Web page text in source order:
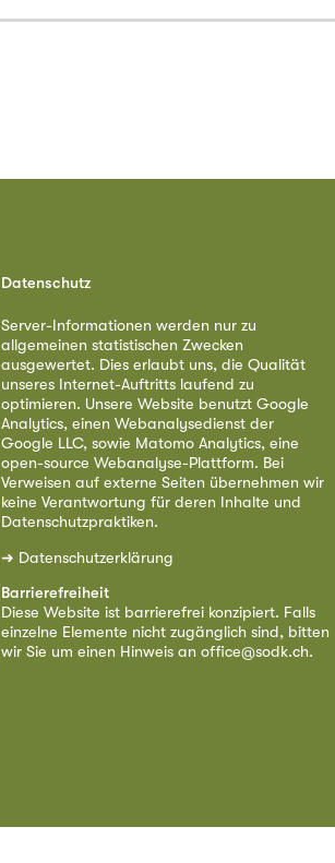
Datenschutz
Server-Informationen werden nur zu
allgemeinen statistischen Zwecken
ausgewertet. Dies erlaubt uns, die Qualität
unseres Internet-Auftritts laufend zu
optimieren. Unsere Website benutzt Google
Analytics, einen Webanalysedienst der
Google LLC, sowie Matomo Analytics, eine
open-source Webanalyse-Plattform. Bei
Verweisen auf externe Seiten übernehmen wir
keine Verantwortung für deren Inhalte und
Datenschutzpraktiken.
➜ Datenschutzerklärung
Barrierefreiheit
Diese Website ist barrierefrei konzipiert. Falls
einzelne Elemente nicht zugänglich sind, bitten
wir Sie um einen Hinweis anoffice@sodk.ch.